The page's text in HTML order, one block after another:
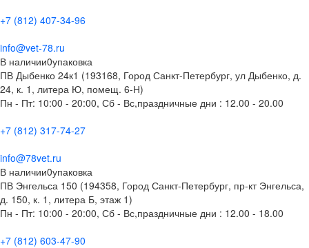
+7 (812) 407-34-96
info@vet-78.ru
В наличии0упаковка
ПВ Дыбенко 24к1 (193168, Город Санкт-Петербург, ул Дыбенко, д.
24, к. 1, литера Ю, помещ. 6-Н)
Пн - Пт: 10:00 - 20:00, Сб - Вс,праздничные дни : 12.00 - 20.00
+7 (812) 317-74-27
info@78vet.ru
В наличии0упаковка
ПВ Энгельса 150 (194358, Город Санкт-Петербург, пр-кт Энгельса,
д. 150, к. 1, литера Б, этаж 1)
Пн - Пт: 10:00 - 20:00, Сб - Вс,праздничные дни : 12.00 - 18.00
+7 (812) 603-47-90